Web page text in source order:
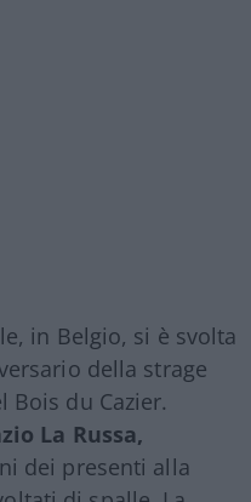
in Belgio, si è svolta
della strage
du Cazier.
La Russa,
dei presenti alla